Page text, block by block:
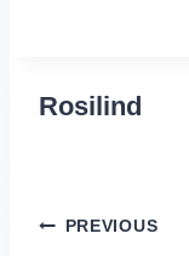
Rosilind
Post
PREVIOUS